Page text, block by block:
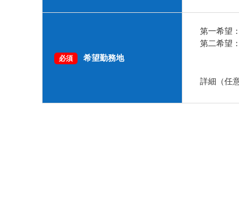
必須 希望勤務地
第一希望：
第二希望：
詳細（任